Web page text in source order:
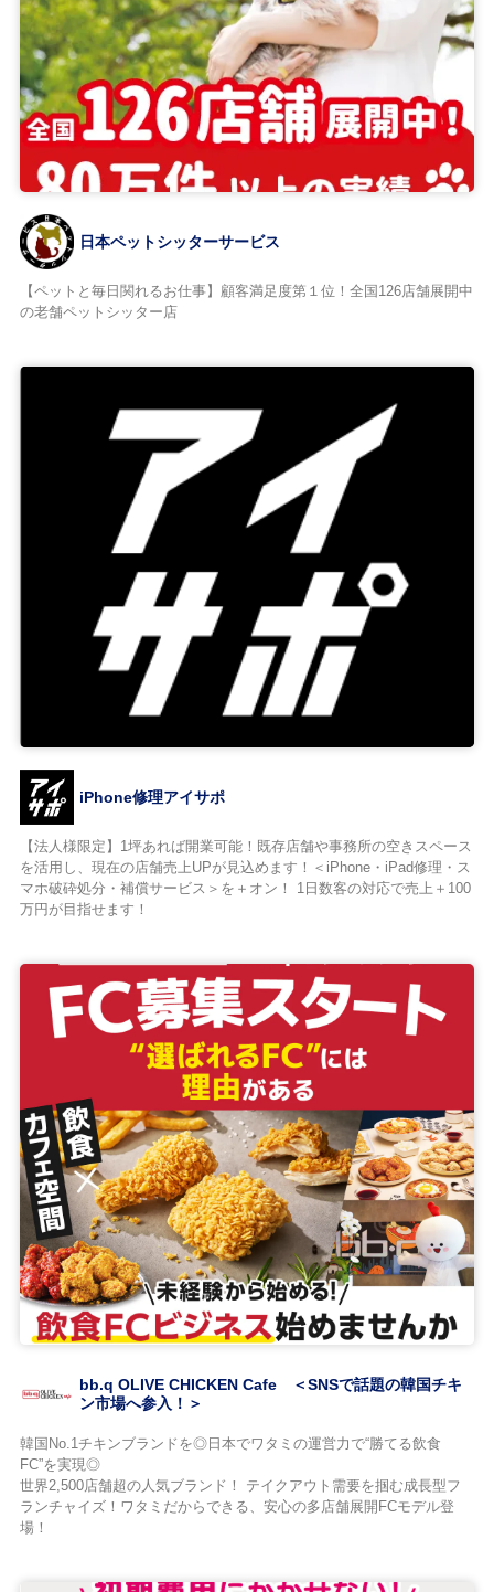
日本ペットシッターサービス
【ペットと毎日関れるお仕事】顧客満足度第１位！全国126店舗展開中
の老舗ペットシッター店
iPhone修理アイサポ
【法人様限定】1坪あれば開業可能！既存店舗や事務所の空きスペース
を活用し、現在の店舗売上UPが見込めます！＜iPhone・iPad修理・ス
マホ破砕処分・補償サービス＞を＋オン！ 1日数客の対応で売上＋100
万円が目指せます！
bb.q OLIVE CHICKEN Cafe ＜SNSで話題の韓国チキ
ン市場へ参入！＞
韓国No.1チキンブランドを◎日本でワタミの運営力で“勝てる飲食
FC”を実現◎
世界2,500店舗超の人気ブランド！ テイクアウト需要を掴む成長型フ
ランチャイズ！ワタミだからできる、安心の多店舗展開FCモデル登
場！